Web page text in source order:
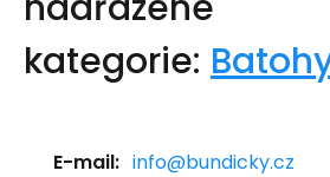
kategorie:
E-mail: info@bundicky.cz